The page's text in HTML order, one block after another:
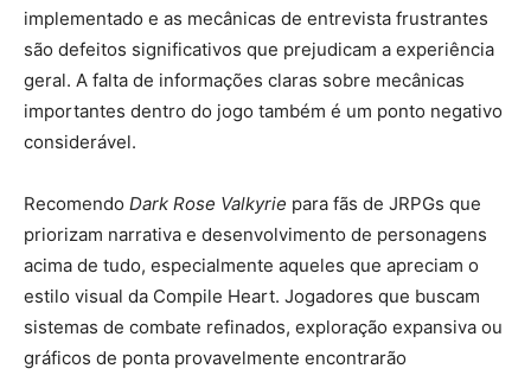
implementado e as mecânicas de entrevista frustrantes
são defeitos significativos que prejudicam a experiência
geral. A falta de informações claras sobre mecânicas
importantes dentro do jogo também é um ponto negativo
considerável.
Recomendo Dark Rose Valkyrie para fãs de JRPGs que
priorizam narrativa e desenvolvimento de personagens
acima de tudo, especialmente aqueles que apreciam o
estilo visual da Compile Heart. Jogadores que buscam
sistemas de combate refinados, exploração expansiva ou
gráficos de ponta provavelmente encontrarão